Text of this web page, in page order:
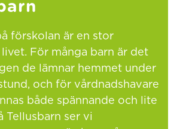
förskolan är en stor
livet. För många barn är det
de lämnar hemmet under
och för vårdnadshavare
både spännande och lite
Tellusbarn ser vi